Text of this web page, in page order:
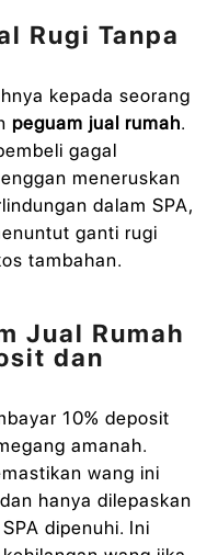
Rugi Tanpa
kepada seorang
peguam jual rumah.
gagal
meneruskan
dalam SPA,
ganti rugi
tambahan.
Jual Rumah
dan
10% deposit
amanah.
wang ini
hanya dilepaskan
dipenuhi. Ini